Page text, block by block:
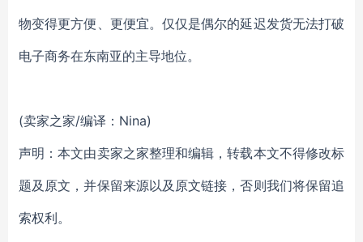
物变得更方便、更便宜。仅仅是偶尔的延迟发货无法打破
电子商务在东南亚的主导地位。
(卖家之家/编译：Nina)
声明：本文由卖家之家整理和编辑，转载本文不得修改标
题及原文，并保留来源以及原文链接，否则我们将保留追
索权利。